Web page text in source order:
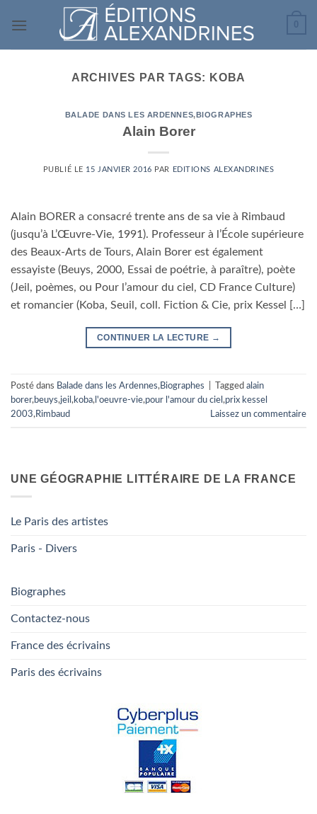
ARCHIVES PAR TAGS: KOBA
BALADE DANS LES ARDENNES,BIOGRAPHES
Alain Borer
PUBLIÉ LE 15 JANVIER 2016 PAR EDITIONS ALEXANDRINES
Alain BORER a consacré trente ans de sa vie à Rimbaud
(jusqu’à L’Œuvre-Vie, 1991). Professeur à l’École supérieure
des Beaux-Arts de Tours, Alain Borer est également
essayiste (Beuys, 2000, Essai de poétrie, à paraître), poète
(Jeil, poèmes, ou Pour l’amour du ciel, CD France Culture)
et romancier (Koba, Seuil, coll. Fiction & Cie, prix Kessel […]
CONTINUER LA LECTURE →
Posté dans Balade dans les Ardennes, Biographes Tagged alain
borer, beuys,jeil , koba, l'oeuvre-vie,pour l'amour du ciel ,prix kessel
2003, Rimbaud Laissez un commentaire
UNE GÉOGRAPHIE LITTÉRAIRE DE LA FRANCE
Le Paris des artistes
Paris - Divers
Biographes
Contactez-nous
France des écrivains
Paris des écrivains